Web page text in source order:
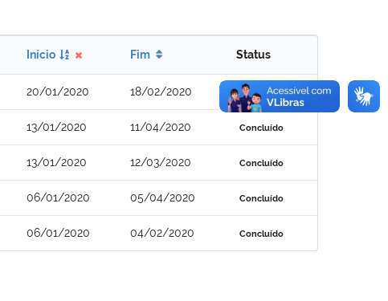
Início Fim Status
20/01/2020 18/02/2020 Concluído
13/01/2020 11/04/2020 Concluído
13/01/2020 12/03/2020 Concluído
06/01/2020 05/04/2020 Concluído
06/01/2020 04/02/2020 Concluído